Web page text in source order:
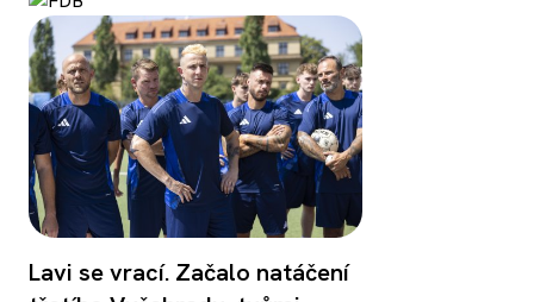
Lavi se vrací. Začalo natáčení